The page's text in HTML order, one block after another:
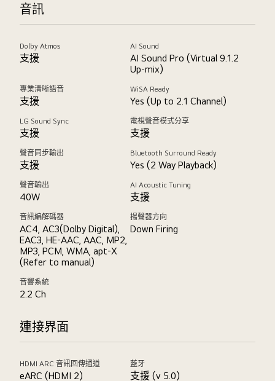
音訊
Dolby Atmos
支援
AI Sound
AI Sound Pro (Virtual 9.1.2
Up-mix)
專業清晰語音
支援
WiSA Ready
Yes (Up to 2.1 Channel)
LG Sound Sync
支援
電視聲音模式分享
支援
聲音同步輸出
支援
Bluetooth Surround Ready
Yes (2 Way Playback)
聲音輸出
40W
AI Acoustic Tuning
支援
音訊編解碼器
AC4, AC3(Dolby Digital),
EAC3, HE-AAC, AAC, MP2,
MP3, PCM, WMA, apt-X
(Refer to manual)
揚聲器方向
Down Firing
音響系統
2.2 Ch
連接界面
HDMI ARC 音訊回傳通道
eARC (HDMI 2)
藍牙
支援 (v 5.0)